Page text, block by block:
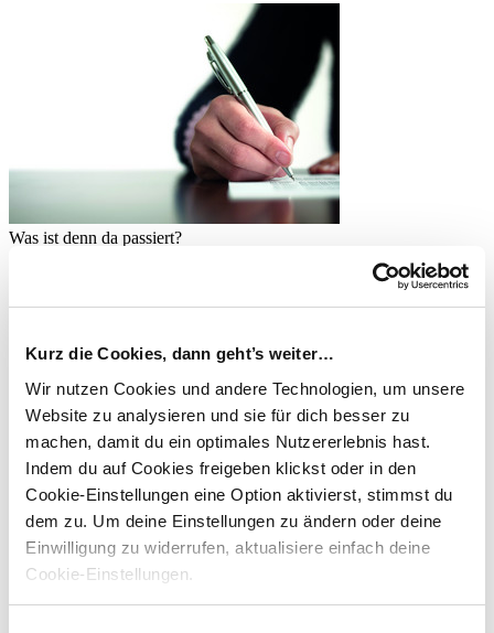
Kurz die Cookies, dann geht’s weiter…
Wir nutzen Cookies und andere Technologien, um unsere
Website zu analysieren und sie für dich besser zu
machen, damit du ein optimales Nutzererlebnis hast.
Indem du auf Cookies freigeben klickst oder in den
Cookie-Einstellungen eine Option aktivierst, stimmst du
dem zu. Um deine Einstellungen zu ändern oder deine
Einwilligung zu widerrufen, aktualisiere einfach deine
Cookie-Einstellungen.
Was ist denn da passiert?
Taxmaster-Absolvent und Professoren
gemeinsam in der aktuellen Ausgabe der
IStR
Veröffentlicht am09.08.2019
Unser TaxMaster Blogger David und Professoren sind gemeinsam
in der aktuellen Ausgabe der IStR erschienen. Das Thema: Finale
Verlustberücksichtigung…
weiterlesen
Aktuelles